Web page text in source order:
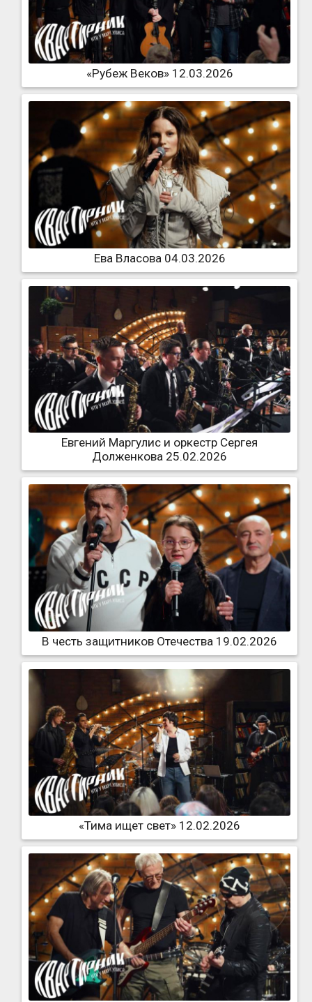
«Рубеж Веков» 12.03.2026
Ева Власова 04.03.2026
Евгений Маргулис и оркестр Сергея
Долженкова 25.02.2026
В честь защитников Отечества 19.02.2026
«Тима ищет свет» 12.02.2026